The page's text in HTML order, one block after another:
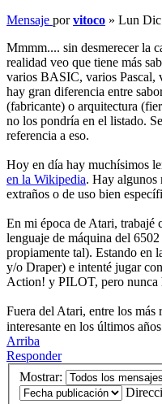
Mensaje porvitoco » Lun Dic
Mmmm.... sin desmerecer la
realidad veo que tiene más
varios BASIC, varios Pascal,
hay gran diferencia entre
(fabricante) o arquitectura
no los pondría en el listado.
referencia a eso.
Hoy en día hay muchísimos
en la Wikipedia. Hay algunos
extraños o de uso bien
En mi época de Atari,
lenguaje de máquina del
propiamente tal). Estando en
y/o Draper) e intenté jugar
Action! y PILOT, pero nunca
Fuera del Atari, entre los más
interesante en los últimos
Arriba
Responder
Mostrar: